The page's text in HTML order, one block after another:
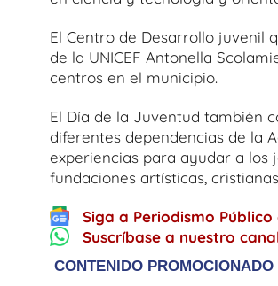
El Centro de Desarrollo juvenil
de la UNICEF Antonella
centros en el municipio.
El Día de la Juventud también
diferentes dependencias de la
experiencias para ayudar a
fundaciones artísticas,
Siga a Periodismo Público
Suscríbase a nuestro